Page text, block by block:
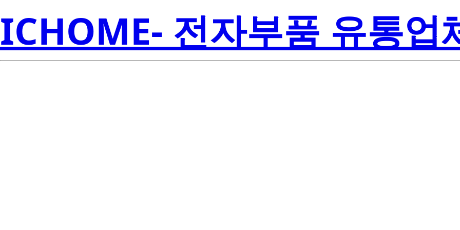
ICHOME- 전자부품 유통업